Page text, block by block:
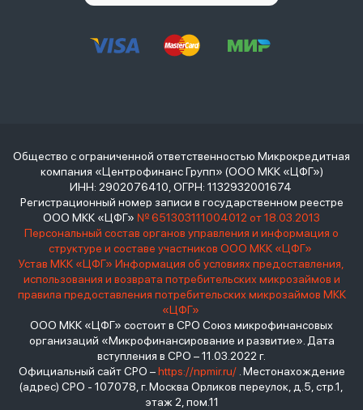
Общество с ограниченной ответственностью Микрокредитная
компания «Центрофинанс Групп» (ООО МКК «ЦФГ»)
ИНН: 2902076410, ОГРН: 1132932001674
Регистрационный номер записи в государственном реестре
ООО МКК «ЦФГ» № 651303111004012 от 18.03.2013
Персональный состав органов управления и информация о
структуре и составе участников ООО МКК «ЦФГ»
Устав МКК «ЦФГ» Информация об условиях предоставления,
использования и возврата потребительских микрозаймов и
правила предоставления потребительских микрозаймов МКК
«ЦФГ»
ООО МКК «ЦФГ» состоит в СРО Союз микрофинансовых
организаций «Микрофинансирование и развитие». Дата
вступления в СРО – 11.03.2022 г.
Официальный сайт СРО –https://npmir.ru/. Местонахождение
(адрес) СРО - 107078, г. Москва Орликов переулок, д.5, стр.1,
этаж 2, пом.11